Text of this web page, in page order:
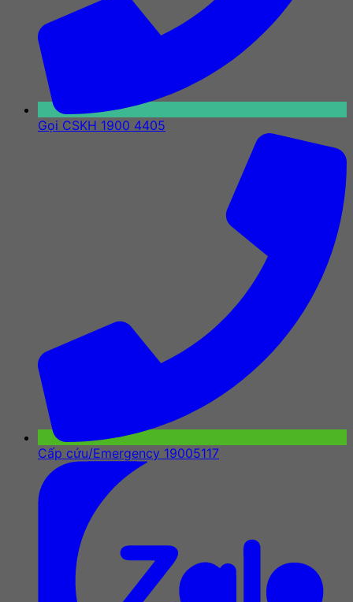
Gọi CSKH 1900 4405
Cấp cứu/Emergency 19005117